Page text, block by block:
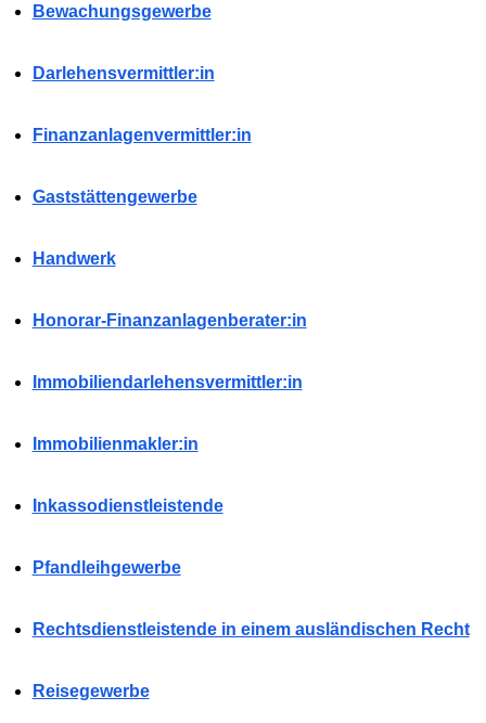
Bewachungsgewerbe
Darlehensvermittler:in
Finanzanlagenvermittler:in
Gaststättengewerbe
Handwerk
Honorar-Finanzanlagenberater:in
Immobiliendarlehensvermittler:in
Immobilienmakler:in
Inkassodienstleistende
Pfandleihgewerbe
Rechtsdienstleistende in einem ausländischen Recht
Reisegewerbe